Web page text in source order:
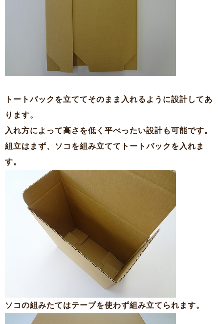
トートバックを立ててそのまま入れるように設計してあ
ります。
入れ方によって高さを低く平べったい設計も可能です。
組立はまず、ソコを組み立ててトートバックを入れま
す。
ソコの組みたてはテープを使わず組み立てられます。